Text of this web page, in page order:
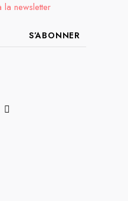
la newsletter
S’ABONNER